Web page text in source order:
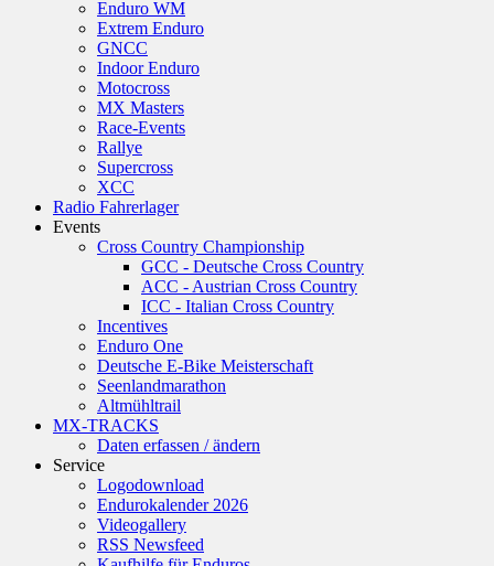
Enduro WM
Extrem Enduro
GNCC
Indoor Enduro
Motocross
MX Masters
Race-Events
Rallye
Supercross
XCC
Radio Fahrerlager
Events
Cross Country Championship
GCC - Deutsche Cross Country
ACC - Austrian Cross Country
ICC - Italian Cross Country
Incentives
Enduro One
Deutsche E-Bike Meisterschaft
Seenlandmarathon
Altmühltrail
MX-TRACKS
Daten erfassen / ändern
Service
Logodownload
Endurokalender 2026
Videogallery
RSS Newsfeed